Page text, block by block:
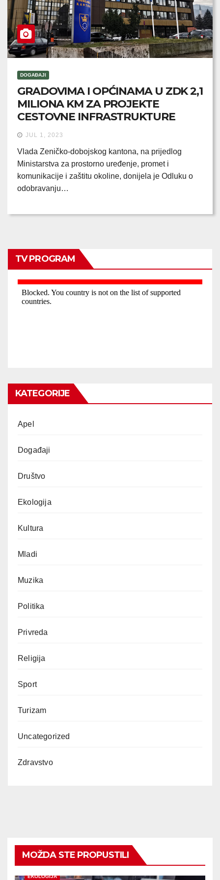
DOGAĐAJI
GRADOVIMA I OPĆINAMA U ZDK 2,1
MILIONA KM ZA PROJEKTE
CESTOVNE INFRASTRUKTURE
JUL 1, 2023
Vlada Zeničko-dobojskog kantona, na prijedlog
Ministarstva za prostorno uređenje, promet i
komunikacije i zaštitu okoline, donijela je Odluku o
odobravanju…
TV PROGRAM
KATEGORIJE
Apel
Događaji
Društvo
Ekologija
Kultura
Mladi
Muzika
Politika
Privreda
Religija
Sport
Turizam
Uncategorized
Zdravstvo
MOŽDA STE PROPUSTILI
EKOLOGIJA